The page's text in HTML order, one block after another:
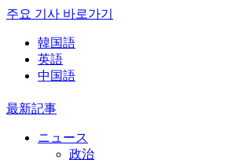
주요 기사 바로가기
韓国語
英語
中国語
最新記事
ニュース
政治